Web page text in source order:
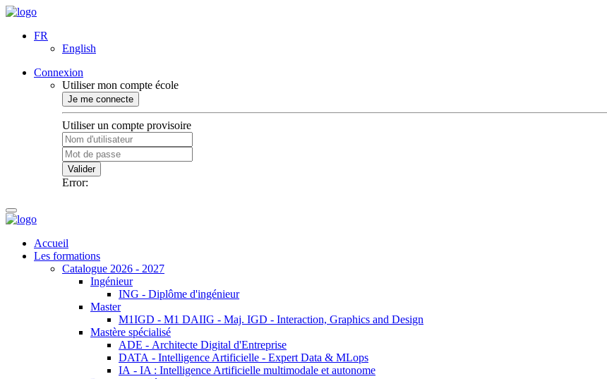
FR
English
Connexion
Utiliser mon compte école
Je me connecte
Utiliser un compte provisoire
Valider
Error:
Accueil
Les formations
Catalogue 2026 - 2027
Ingénieur
ING - Diplôme d'ingénieur
Master
M1IGD - M1 DAIIG - Maj. IGD - Interaction, Graphics and Design
Mastère spécialisé
ADE - Architecte Digital d'Entreprise
DATA - Intelligence Artificielle - Expert Data & MLops
IA - IA : Intelligence Artificielle multimodale et autonome